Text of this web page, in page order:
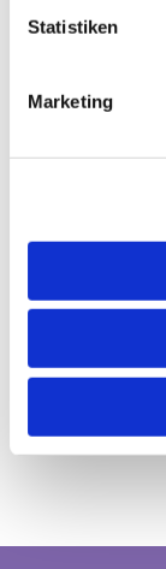
Statistiken
Marketing